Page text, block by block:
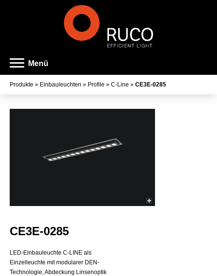
Menü
Produkte » Einbauleuchten » Profile » C-Line » CE3E-0285
CE3E-0285
LED-Einbauleuchte C-LINE als
Einzelleuchte mit modularer DEN-
Technologie, Abdeckung Linsenoptik
Systemleistung
Optisches System
Länge